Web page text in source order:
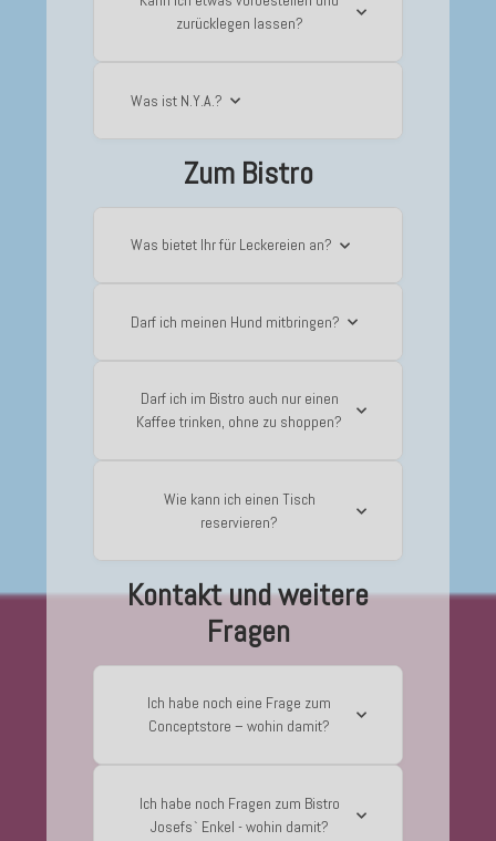
zurücklegen lassen?
Was ist N.Y.A.?
Zum Bistro
Was bietet Ihr für Leckereien an?
Darf ich meinen Hund mitbringen?
Darf ich im Bistro auch nur einen
Kaffee trinken, ohne zu shoppen?
Wie kann ich einen Tisch
reservieren?
Kontakt und weitere
Fragen
Ich habe noch eine Frage zum
Conceptstore – wohin damit?
Ich habe noch Fragen zum Bistro
Josefs` Enkel - wohin damit?